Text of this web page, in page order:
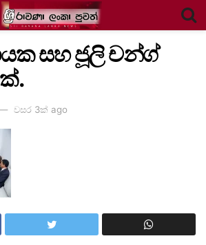
සහ ජූලි චන්ග්
වසර 3ක් ago